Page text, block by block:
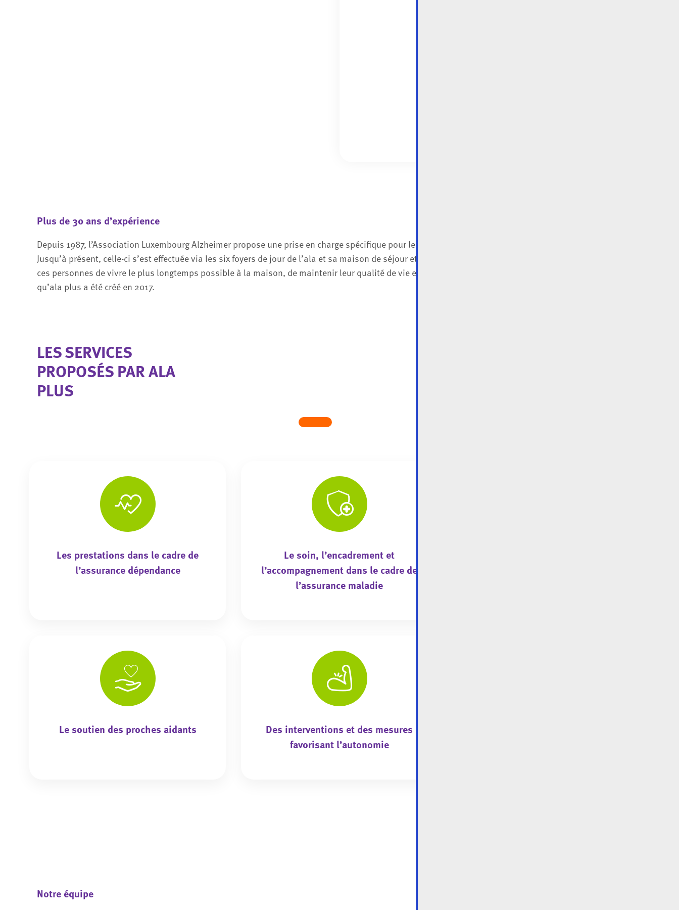
Plus de 30 ans d’expérience
Depuis 1987, l’Association Luxembourg Alzheimer propose une prise en charge spécifique pour les personnes atteintes d’une maladie démentielle.
Jusqu’à présent, celle-ci s’est effectuée via les six foyers de jour de l’ala et sa maison de séjour et de soins à Erpeldange-sur-Sûre. C’est afin de permettre à
ces personnes de vivre le plus longtemps possible à la maison, de maintenir leur qualité de vie et de garantir la continuité d’une prise en charge efficiente
qu’ala plus a été créé en 2017.
LES SERVICES
PROPOSÉS PAR ALA
PLUS
Les prestations dans le cadre de
l’assurance dépendance
Le soin, l’encadrement et
l’accompagnement dans le cadre de
l’assurance maladie
Le soutien des proches aidants
Des interventions et des mesures
favorisant l’autonomie
Notre équipe